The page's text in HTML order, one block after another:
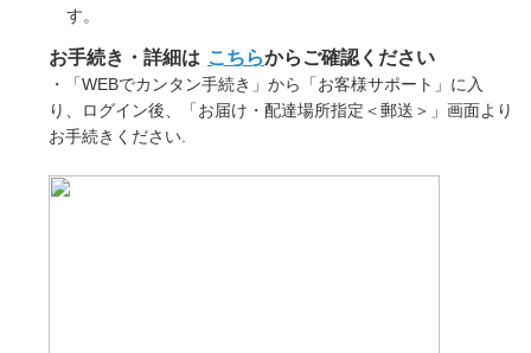
す。
お手続き・詳細は こちらからご確認ください
・「WEBでカンタン手続き」から「お客様サポート」に入
り、ログイン後、「お届け・配達場所指定＜郵送＞」画面より
お手続きください.